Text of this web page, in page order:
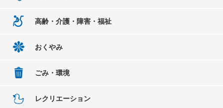
高齢・介護・障害・福祉
おくやみ
ごみ・環境
レクリエーション